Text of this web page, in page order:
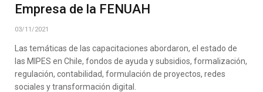
Empresa de la FENUAH
03/11/2021
Las temáticas de las capacitaciones abordaron, el estado de
las MIPES en Chile, fondos de ayuda y subsidios, formalización,
regulación, contabilidad, formulación de proyectos, redes
sociales y transformación digital.